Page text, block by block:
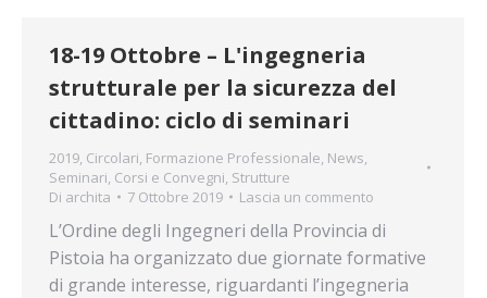
18-19 Ottobre – L'ingegneria
strutturale per la sicurezza del
cittadino: ciclo di seminari
2019, Circolari, Formazione Professionale, News,
Seminari, Corsi e Convegni, Strutture
Di archita 7 Ottobre 2019 Lascia un commento
L’Ordine degli Ingegneri della Provincia di
Pistoia ha organizzato due giornate formative
di grande interesse, riguardanti l’ingegneria